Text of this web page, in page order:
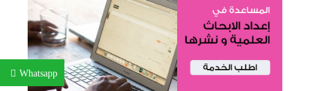
Whatsapp